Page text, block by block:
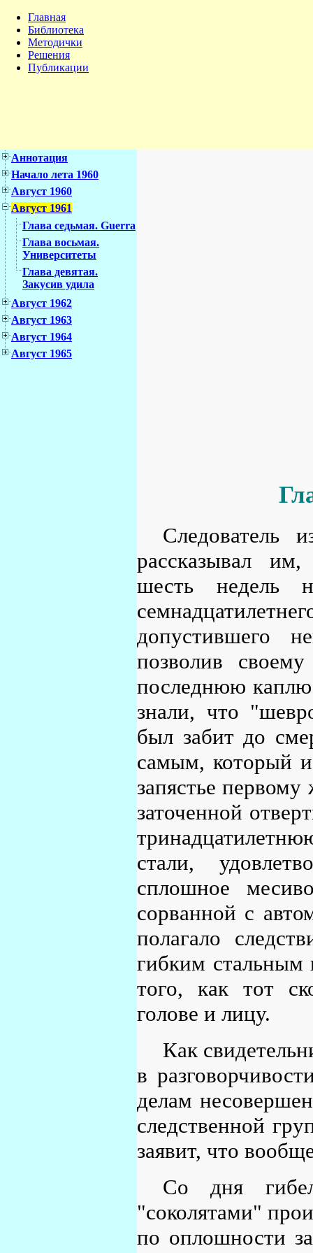
Главная
Библиотека
Методички
Решения
Публикации
Аннотация
Начало лета 1960
Август 1960
Август 1961
Глава седьмая. Guerra
Глава восьмая.
Университеты
Глава девятая.
Закусив удила
Август 1962
Август 1963
Август 1964
Август 1965
Следователь
рассказывал
шесть недель
допустившего
позволив
последнюю каплю
знали, что
был забит до
самым, который
запястье
заточенной
стали,
сплошное
сорванной с
полагало
гибким стальным
того, как тот
голове и лицу.
Как
в
делам
следственной
заявит, что
Со дня
"соколятами"
по оплошности